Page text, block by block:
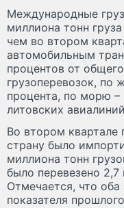
Международные
миллиона тонн
чем во втором
автомобильным
процентов от
грузоперевозок, по
процента, по морю –
литовских
Во втором квартале
страну было
миллиона тонн
было перевезено 2,7
Отмечается, что
показателя